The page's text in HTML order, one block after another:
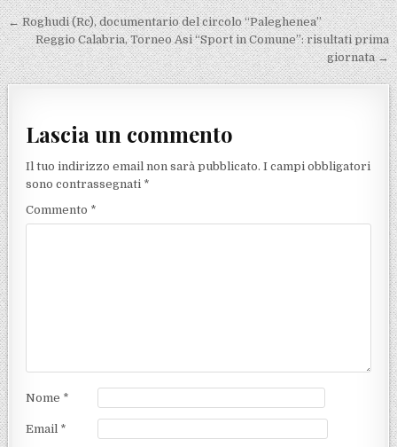
Navigazione articoli
← Roghudi (Rc), documentario del circolo “Paleghenea”
Reggio Calabria, Torneo Asi “Sport in Comune”: risultati prima
giornata →
Lascia un commento
Il tuo indirizzo email non sarà pubblicato. I campi obbligatori
sono contrassegnati *
Commento *
Nome *
Email *